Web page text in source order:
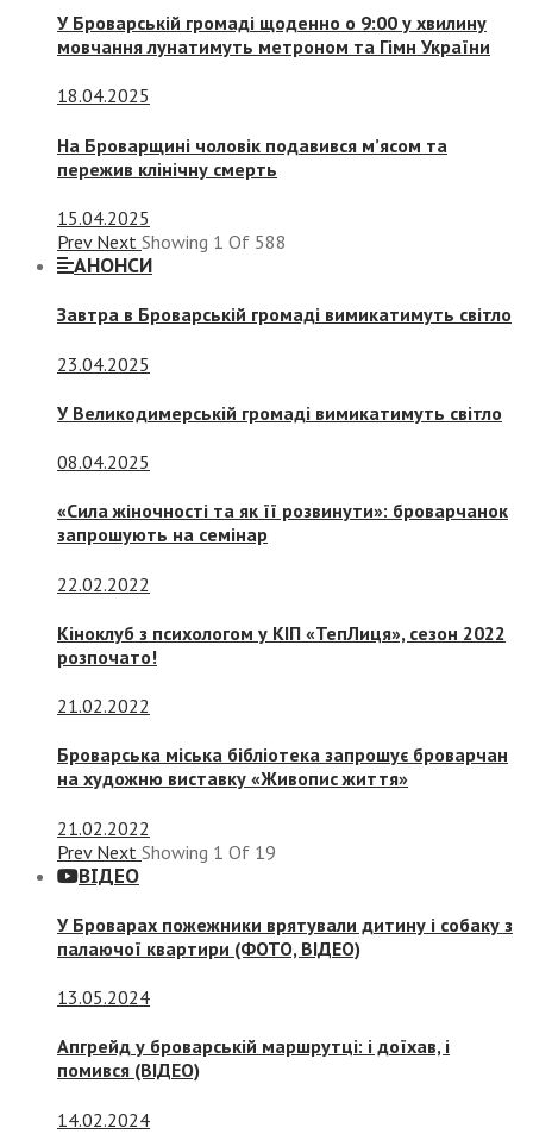
У Броварській громаді щоденно о 9:00 у хвилину
мовчання лунатимуть метроном та Гімн України
18.04.2025
На Броварщині чоловік подавився м’ясом та
пережив клінічну смерть
15.04.2025
Prev Next Showing 1 Of 588
АНОНСИ
Завтра в Броварській громаді вимикатимуть світло
23.04.2025
У Великодимерській громаді вимикатимуть світло
08.04.2025
«Сила жіночності та як її розвинути»: броварчанок
запрошують на семінар
22.02.2022
Кіноклуб з психологом у КІП «ТепЛиця», сезон 2022
розпочато!
21.02.2022
Броварська міська бібліотека запрошує броварчан
на художню виставку «Живопис життя»
21.02.2022
Prev Next Showing 1 Of 19
ВІДЕО
У Броварах пожежники врятували дитину і собаку з
палаючої квартири (ФОТО, ВІДЕО)
13.05.2024
Апгрейд у броварській маршрутці: і доїхав, і
помився (ВІДЕО)
14.02.2024